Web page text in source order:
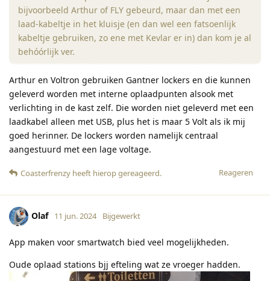
bijvoorbeeld Arthur of FLY gebeurd, maar dan met een
laad-kabeltje in het kluisje (en dan wel een fatsoenlijk
kabeltje gebruiken, zo ene met Kevlar er in) dan kom je al
behóórlijk ver.
Arthur en Voltron gebruiken Gantner lockers en die kunnen
geleverd worden met interne oplaadpunten alsook met
verlichting in de kast zelf. Die worden niet geleverd met een
laadkabel alleen met USB, plus het is maar 5 Volt als ik mij
goed herinner. De lockers worden namelijk centraal
aangestuurd met een lage voltage.
Reageren
Coasterfrenzy heeft hierop gereageerd.
Olaf 11 jun. 2024 Bijgewerkt
App maken voor smartwatch bied veel mogelijkheden.
Oude oplaad stations bjj efteling wat ze vroeger hadden.